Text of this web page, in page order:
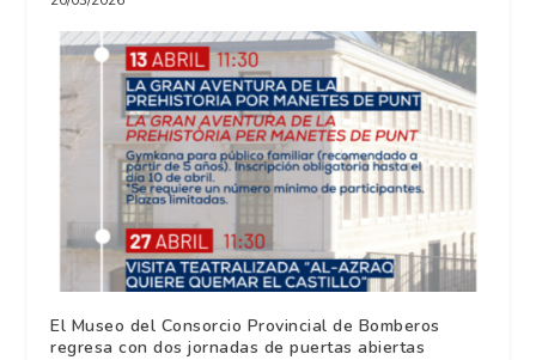
El Museo del Consorcio Provincial de Bomberos
regresa con dos jornadas de puertas abiertas